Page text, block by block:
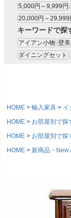
5,000円～9,999円
20,000円～29,999
キーワードで探
アイアン小物 壁美
ダイニングセット
HOME 輸入家具 イ
HOME
お部屋別で探
HOME
お部屋別で探
HOME
新商品・New